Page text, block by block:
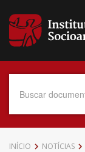
para
conteúdo
Data do Documento
INÍCIO NOTÍCIAS